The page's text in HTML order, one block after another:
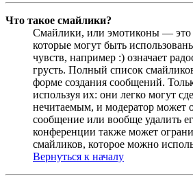
Что такое смайлики?
Смайлики, или эмотиконы — это
которые могут быть
чувств, например :) означает
грусть. Полный список
форме создания сообщений.
используя их: они легко могут
нечитаемым, и модератор может
сообщение или вообще удалить
конференции также может
смайликов, которое можно
Вернуться к началу